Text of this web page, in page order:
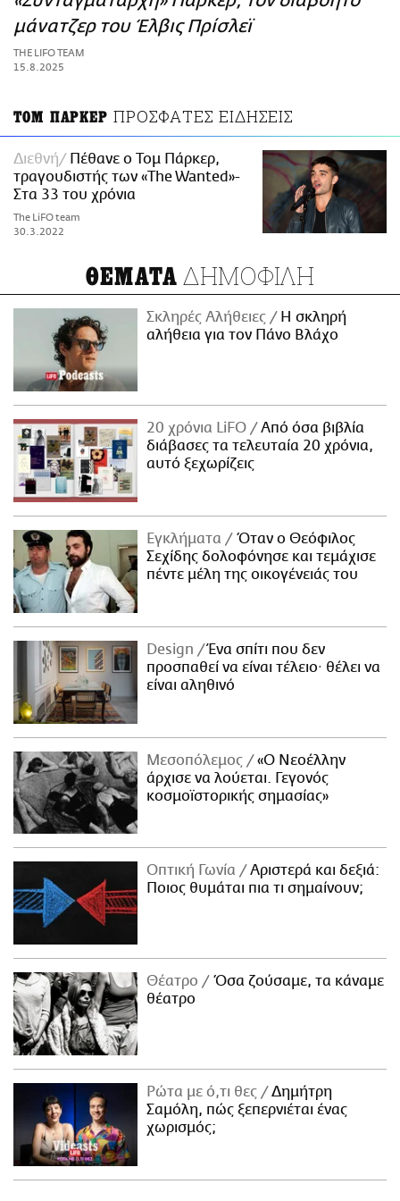
ΑΜΠΑ
PRINT
μάνατζερ του Έλβις Πρίσλεϊ
THE LIFO TEAM
15.8.2025
ΤΟΜ ΠΑΡΚΕΡ ΠΡΟΣΦΑΤΕΣ ΕΙΔΗΣΕΙΣ
Διεθνή
Πέθανε ο Τομ Πάρκερ,
τραγουδιστής των «The Wanted»-
Στα 33 του χρόνια
The LiFO team
30.3.2022
ΘΕΜΑΤΑ ΔΗΜΟΦΙΛΗ
Σκληρές Αλήθειες
H σκληρή
αλήθεια για τον Πάνο Βλάχο
20 χρόνια LiFO
Από όσα βιβλία
διάβασες τα τελευταία 20 χρόνια,
αυτό ξεχωρίζεις
Εγκλήματα
Όταν ο Θεόφιλος
Σεχίδης δολοφόνησε και τεμάχισε
πέντε μέλη της οικογένειάς του
Design
Ένα σπίτι που δεν
προσπαθεί να είναι τέλειο· θέλει να
είναι αληθινό
Μεσοπόλεμος
«Ο Νεοέλλην
άρχισε να λούεται. Γεγονός
κοσμοϊστορικής σημασίας»
Οπτική Γωνία
Αριστερά και δεξιά:
Ποιος θυμάται πια τι σημαίνουν;
Θέατρο
Όσα ζούσαμε, τα κάναμε
θέατρο
Ρώτα με ό,τι θες
Δημήτρη
Σαμόλη, πώς ξεπερνιέται ένας
χωρισμός;